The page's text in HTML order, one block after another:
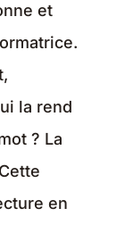
et
la rend
? La
en